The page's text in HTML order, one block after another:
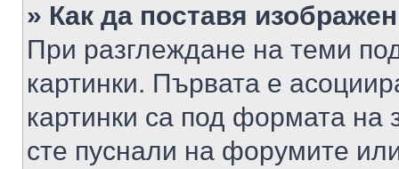
» Как да поставя
При разглеждане на теми
картинки. Първата е
картинки са под формата на
сте пуснали на форумите